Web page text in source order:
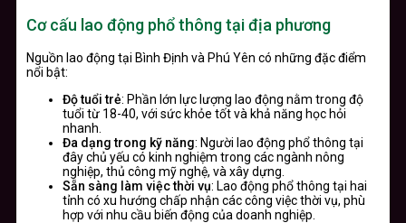
Cơ cấu lao động phổ thông tại địa phương
Nguồn lao động tại Bình Định và Phú Yên có những đặc điểm
nổi bật:
Độ tuổi trẻ: Phần lớn lực lượng lao động nằm trong độ
tuổi từ 18-40, với sức khỏe tốt và khả năng học hỏi
nhanh.
Đa dạng trong kỹ năng: Người lao động phổ thông tại
đây chủ yếu có kinh nghiệm trong các ngành nông
nghiệp, thủ công mỹ nghệ, và xây dựng.
Sẵn sàng làm việc thời vụ: Lao động phổ thông tại hai
tỉnh có xu hướng chấp nhận các công việc thời vụ, phù
hợp với nhu cầu biến động của doanh nghiệp.